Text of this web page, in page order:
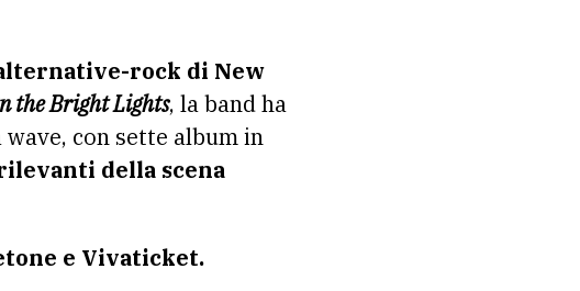
rock di New
the Bright Lights, la band ha
con sette album in
della scena
e Vivaticket.